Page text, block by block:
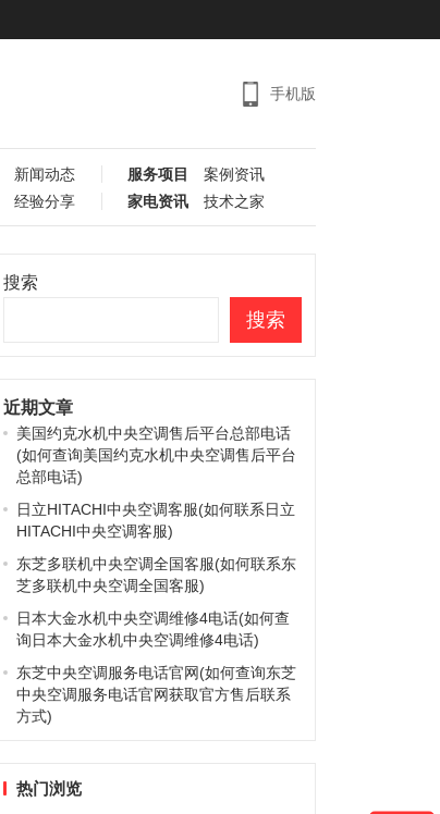
手机版
新闻动态 服务项目
案例资讯
经验分享 家电资讯 技术之家
搜索
搜索
近期文章
美国约克水机中央空调售后平台总部电话
(如何查询美国约克水机中央空调售后平台
总部电话)
日立HITACHI中央空调客服(如何联系日立
HITACHI中央空调客服)
东芝多联机中央空调全国客服(如何联系东
芝多联机中央空调全国客服)
日本大金水机中央空调维修4电话(如何查
询日本大金水机中央空调维修4电话)
东芝中央空调服务电话官网(如何查询东芝
中央空调服务电话官网获取官方售后联系
方式)
热门浏览